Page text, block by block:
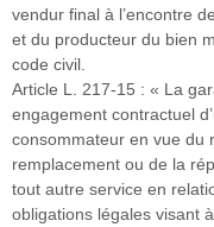
vendur final à l’encontre
et du producteur du bien
code civil.
Article L. 217-15 : « La
engagement contractuel
consommateur en vue du
remplacement ou de la
tout autre service en
obligations légales visant